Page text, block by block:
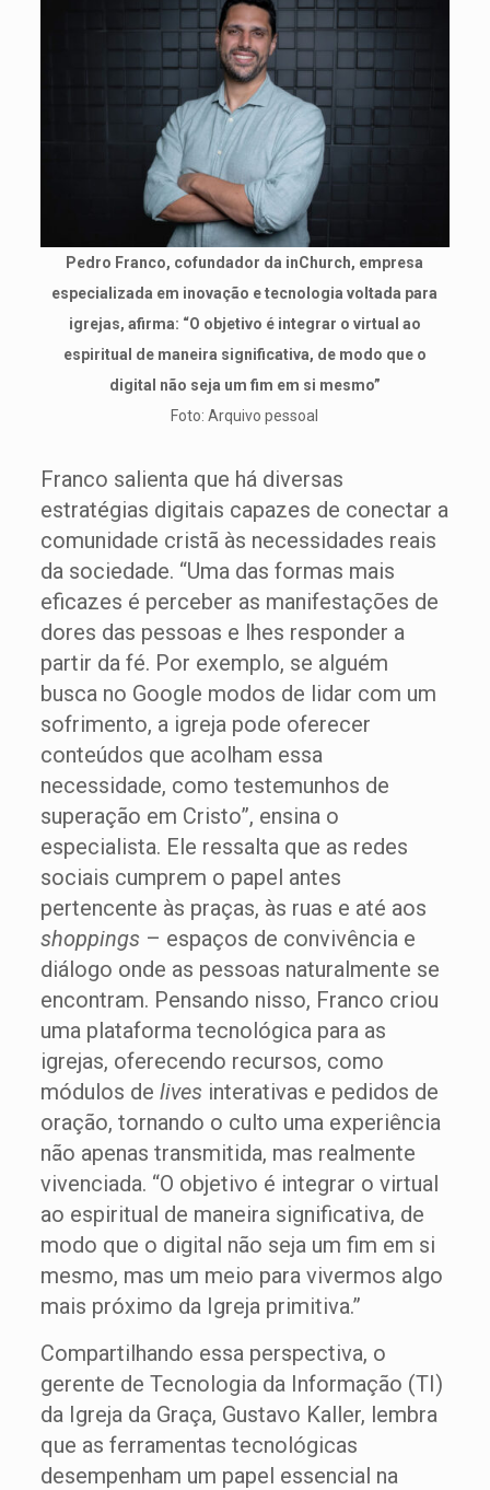
Pedro Franco, cofundador da inChurch, empresa
especializada em inovação e tecnologia voltada para
igrejas, afirma: “O objetivo é integrar o virtual ao
espiritual de maneira significativa, de modo que o
digital não seja um fim em si mesmo”
Foto: Arquivo pessoal
Franco salienta que há diversas
estratégias digitais capazes de conectar a
comunidade cristã às necessidades reais
da sociedade. “Uma das formas mais
eficazes é perceber as manifestações de
dores das pessoas e lhes responder a
partir da fé. Por exemplo, se alguém
busca no Google modos de lidar com um
sofrimento, a igreja pode oferecer
conteúdos que acolham essa
necessidade, como testemunhos de
superação em Cristo”, ensina o
especialista. Ele ressalta que as redes
sociais cumprem o papel antes
pertencente às praças, às ruas e até aos
shoppings – espaços de convivência e
diálogo onde as pessoas naturalmente se
encontram. Pensando nisso, Franco criou
uma plataforma tecnológica para as
igrejas, oferecendo recursos, como
módulos de lives interativas e pedidos de
oração, tornando o culto uma experiência
não apenas transmitida, mas realmente
vivenciada. “O objetivo é integrar o virtual
ao espiritual de maneira significativa, de
modo que o digital não seja um fim em si
mesmo, mas um meio para vivermos algo
mais próximo da Igreja primitiva.”
Compartilhando essa perspectiva, o
gerente de Tecnologia da Informação (TI)
da Igreja da Graça, Gustavo Kaller, lembra
que as ferramentas tecnológicas
desempenham um papel essencial na